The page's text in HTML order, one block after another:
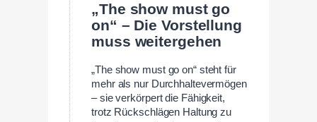
„The show must go
on“ – Die Vorstellung
muss weitergehen
„The show must go on“ steht für
mehr als nur Durchhaltevermögen
– sie verkörpert die Fähigkeit,
trotz Rückschlägen Haltung zu